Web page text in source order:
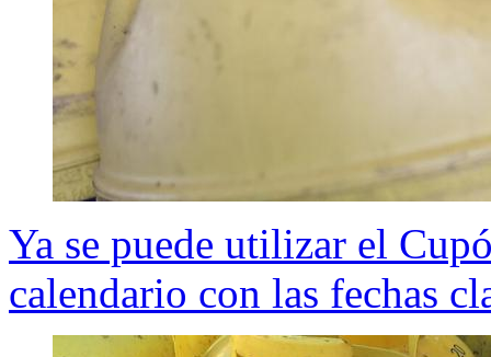
Ya se puede utilizar el
calendario con las fechas